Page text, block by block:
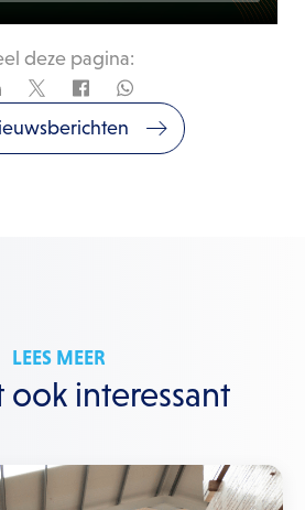
deze pagina:
LEES MEER
interessant